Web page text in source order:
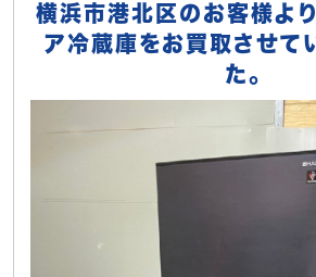
横浜市港北区のお客様よ
ア冷蔵庫をお買取させて
た。